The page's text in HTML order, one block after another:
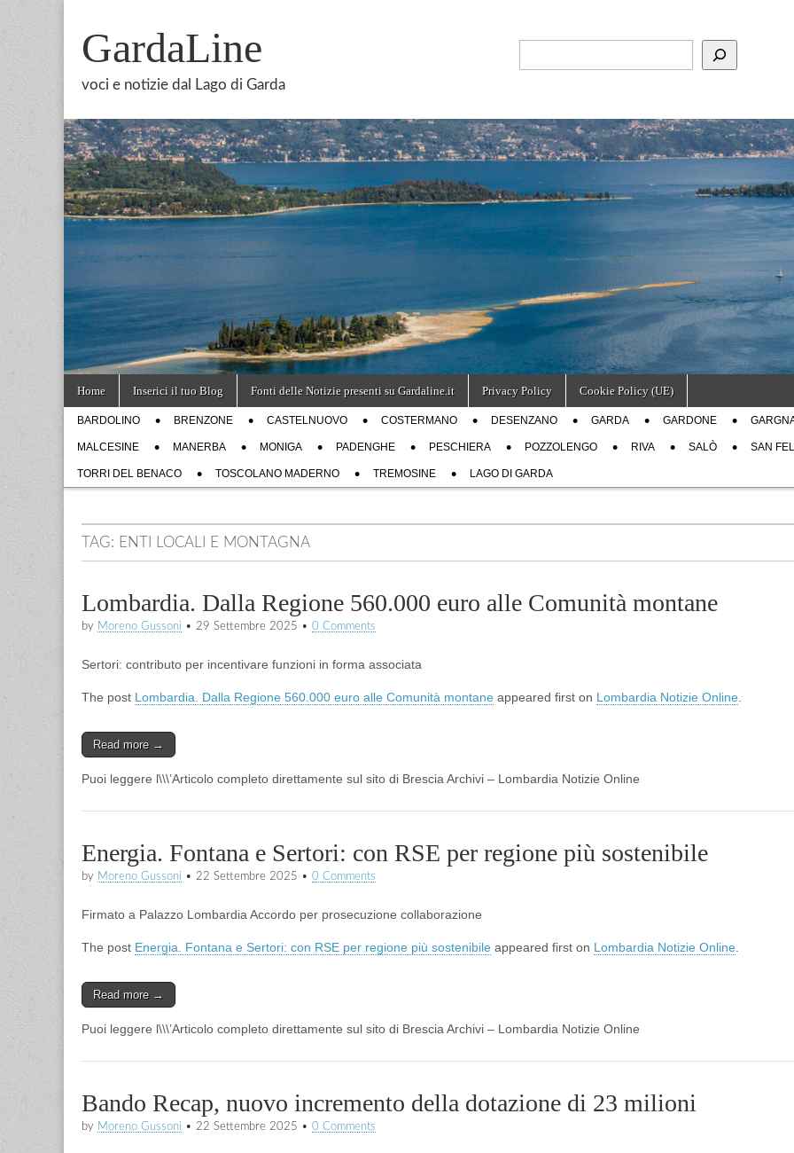
GardaLine
voci e notizie dal Lago di Garda
Main
menu
content
Home Inserici il tuo Blog Fonti delle Notizie presenti su Gardaline.it Privacy Policy Cookie Policy (UE)
SubBARDOLINO BRENZONE CASTELNUOVO COSTERMANO DESENZANO GARDA GARDONE
MALCESINE MANERBA MONIGA PADENGHE PESCHIERA POZZOLENGO RIVA SALÒ SAN
TORRI DEL BENACO TOSCOLANO MADERNO TREMOSINE LAGO DI GARDA
TAG: ENTI LOCALI E MONTAGNA
Lombardia. Dalla Regione 560.000 euro alle Comunità montane
by Moreno Gussoni • 29 Settembre 2025 • 0 Comments
Sertori: contributo per incentivare funzioni in forma associata
The post Lombardia. Dalla Regione 560.000 euro alle Comunità montane appeared first on Lombardia Notizie Online
Read more →
Puoi leggere l\\\’Articolo completo direttamente sul sito di Brescia Archivi – Lombardia Notizie Online
Energia. Fontana e Sertori: con RSE per regione più sostenibile
by Moreno Gussoni • 22 Settembre 2025 • 0 Comments
Firmato a Palazzo Lombardia Accordo per prosecuzione collaborazione
The post Energia. Fontana e Sertori: con RSE per regione più sostenibile appeared first on Lombardia Notizie Online
Read more →
Puoi leggere l\\\’Articolo completo direttamente sul sito di Brescia Archivi – Lombardia Notizie Online
Bando Recap, nuovo incremento della dotazione di 23 milioni
by Moreno Gussoni • 22 Settembre 2025 • 0 Comments